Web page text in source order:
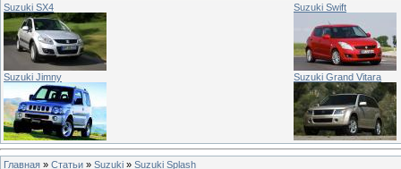
Suzuki SX4
Suzuki Swift
Suzuki Jimny Suzuki Grand Vitara
Главная » Статьи » Suzuki » Suzuki Splash